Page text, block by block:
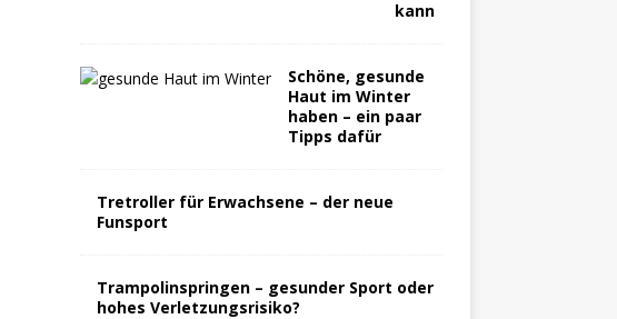
kann
Schöne, gesunde
Haut im Winter
haben – ein paar
Tipps dafür
Tretroller für Erwachsene – der neue
Funsport
Trampolinspringen – gesunder Sport oder
hohes Verletzungsrisiko?